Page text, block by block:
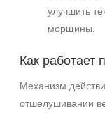
улучшить
морщины.
Как работает
Механизм
отшелушивании